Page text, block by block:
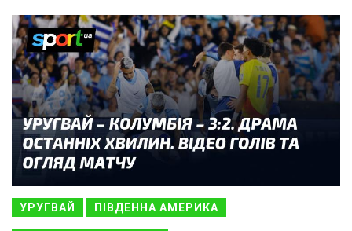
УРУГВАЙ ПІВДЕННА АМЕРИКА